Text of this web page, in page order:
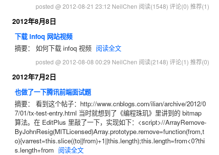
posted @ 2012-08-21 23:12 NeilChen 阅读(1548) 评论(0) 推荐(1)
2012年8月8日
下载 infoq 网站视频
摘要： 如何下载 infoq 视频 阅读全文
posted @ 2012-08-08 00:29 NeilChen 阅读(2148) 评论(1) 推荐(0)
2012年7月2日
也做了一下腾讯前端面试题
摘要： 看到这个帖子：http://www.cnblogs.com/ilian/archive/2012/0
7/01/tx-test-entry.html 当时就想到了《编程珠玑》里讲到的 bitmap
算法。在 EditPlus 里敲了一下，实现如下：<script>//ArrayRemove-
ByJohnResig(MITLicensed)Array.prototype.remove=function(from,t
o){varrest=this.slice((to||from)+1||this.length);this.length=from<0?thi
s.length+from 阅读全文